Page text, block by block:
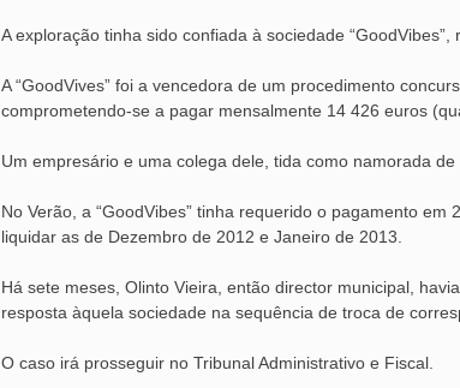
A exploração tinha sido confiada à sociedade
A “GoodVives” foi a vencedora de um procedimento
comprometendo-se a pagar mensalmente 14 426 euros
Um empresário e uma colega dele, tida como namorada
No Verão, a “GoodVibes” tinha requerido o pagamento
liquidar as de Dezembro de 2012 e Janeiro de 2013.
Há sete meses, Olinto Vieira, então director municipal,
resposta àquela sociedade na sequência de troca de
O caso irá prosseguir no Tribunal Administrativo e Fiscal.